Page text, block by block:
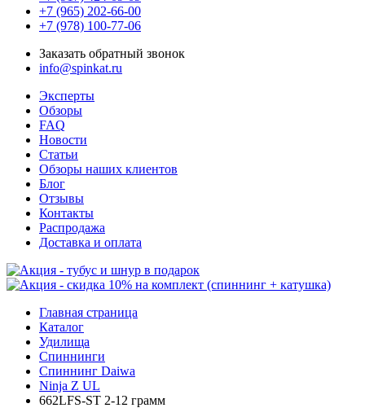
+7 (965) 202-66-00
+7 (978) 100-77-06
Заказать обратный звонок
info@spinkat.ru
Эксперты
Обзоры
FAQ
Новости
Статьи
Обзоры наших клиентов
Блог
Отзывы
Контакты
Распродажа
Доставка и оплата
Главная страница
Каталог
Удилища
Спиннинги
Спиннинг Daiwa
Ninja Z UL
662LFS-ST 2-12 грамм